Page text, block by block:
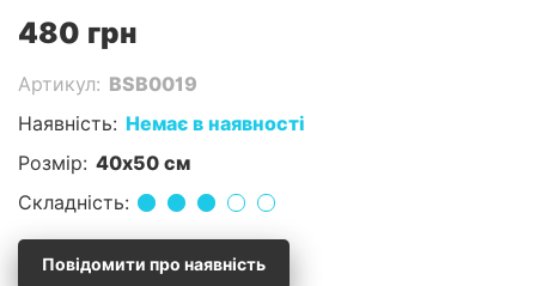
480 грн
Артикул: BSB0019
Наявність: Немає в наявності
Розмір: 40x50 см
Складність:
Повідомити про наявність